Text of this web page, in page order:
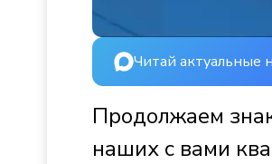
Читай актуальные
Продолжаем
наших с вами